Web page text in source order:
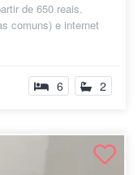
de 650 reais.
comuns) e internet
6 2